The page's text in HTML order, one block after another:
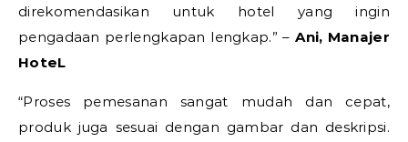
direkomendasikan untuk hotel yang ingin
pengadaan perlengkapan lengkap.” –Ani, Manajer
HoteL
“Proses pemesanan sangat mudah dan cepat,
produk juga sesuai dengan gambar dan deskripsi.